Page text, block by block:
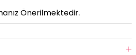
Önerilmektedir.